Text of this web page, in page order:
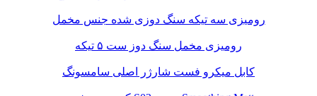
رومیزی سه تیکه سنگ دوزی شده جنس مخمل
رومیزی مخمل سنگ دوز ست ۵ تیکه
کابل میکرو فست شارژر اصلی سامسونگ